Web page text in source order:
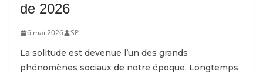
de 2026
6 mai 2026 SP
La solitude est devenue l’un des grands
phénomènes sociaux de notre époque. Longtemps